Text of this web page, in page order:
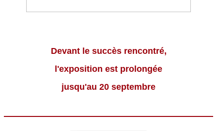
Devant le succès rencontré,
l'exposition est prolongée
jusqu'au 20 septembre